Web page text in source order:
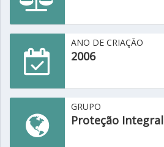
ANO DE CRIAÇÃO
2006
GRUPO
Proteção Integral